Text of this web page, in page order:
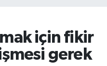
için fikir
gerek